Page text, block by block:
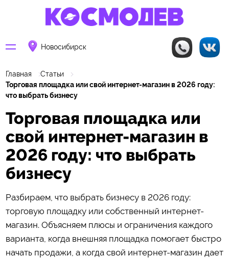
Новосибирск
Главная
Статьи
Торговая площадка или свой интернет-магазин в 2026 году:
что выбрать бизнесу
Торговая площадка или
свой интернет-магазин в
2026 году: что выбрать
бизнесу
Разбираем, что выбрать бизнесу в 2026 году:
торговую площадку или собственный интернет-
магазин. Объясняем плюсы и ограничения каждого
варианта, когда внешняя площадка помогает быстро
начать продажи, а когда свой интернет-магазин дает